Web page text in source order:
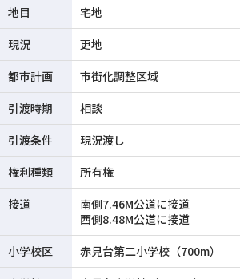
地目
宅地
現況
更地
都市計画
市街化調整区域
引渡時期
相談
引渡条件
現況渡し
権利種類
所有権
接道
南側7.46M公道に接道
西側8.48M公道に接道
小学校区
赤見台第二小学校（700m）